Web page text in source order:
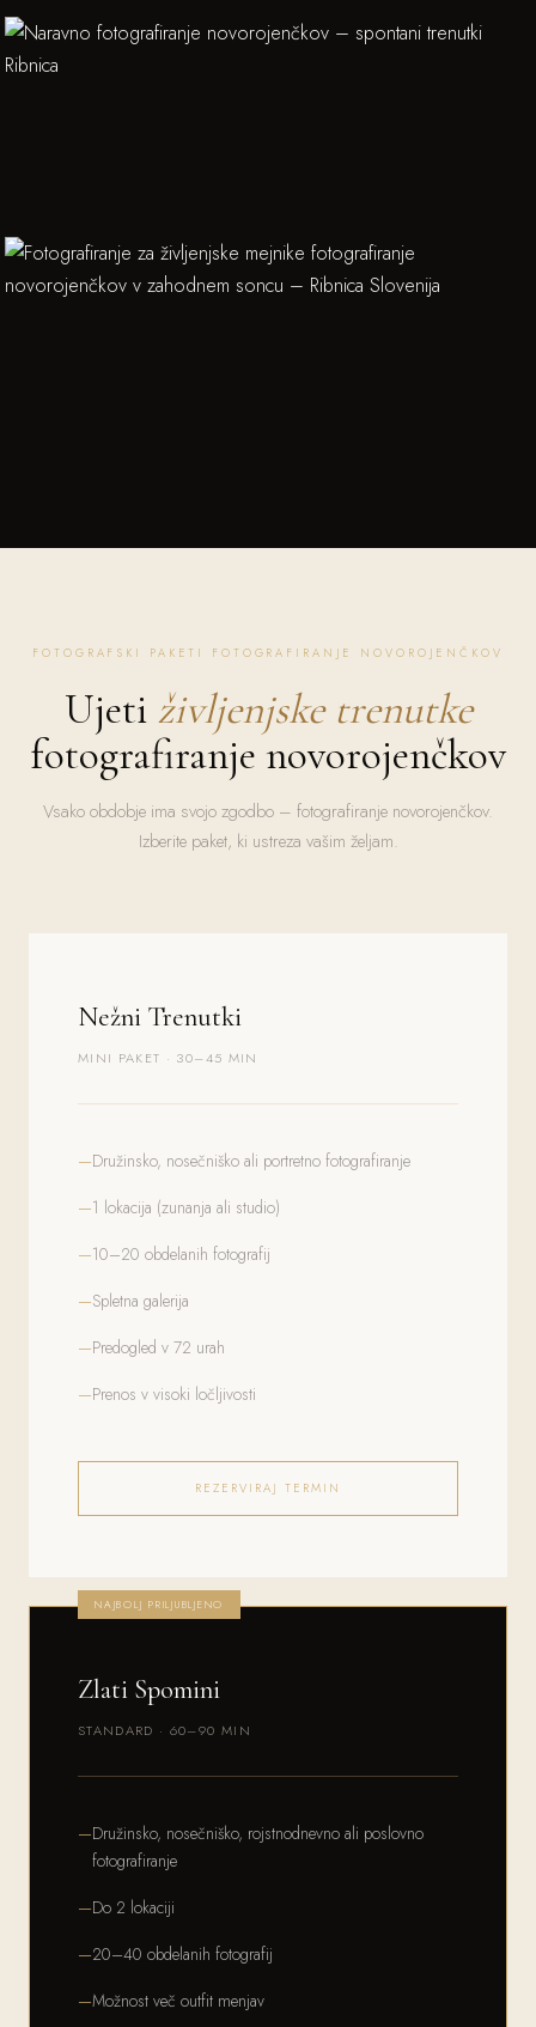
FOTOGRAFSKI PAKETI FOTOGRAFIRANJE NOVOROJENČKOV
Ujeti življenjske trenutke
fotografiranje novorojenčkov
Vsako obdobje ima svojo zgodbo – fotografiranje novorojenčkov.
Izberite paket, ki ustreza vašim željam.
Nežni Trenutki
MINI PAKET · 30–45 MIN
Družinsko, nosečniško ali portretno fotografiranje
1 lokacija (zunanja ali studio)
10–20 obdelanih fotografij
Spletna galerija
Predogled v 72 urah
Prenos v visoki ločljivosti
REZERVIRAJ TERMIN
NAJBOLJ PRILJUBLJENO
Zlati Spomini
STANDARD · 60–90 MIN
Družinsko, nosečniško, rojstnodnevno ali poslovno
fotografiranje
Do 2 lokaciji
20–40 obdelanih fotografij
Možnost več outfit menjav